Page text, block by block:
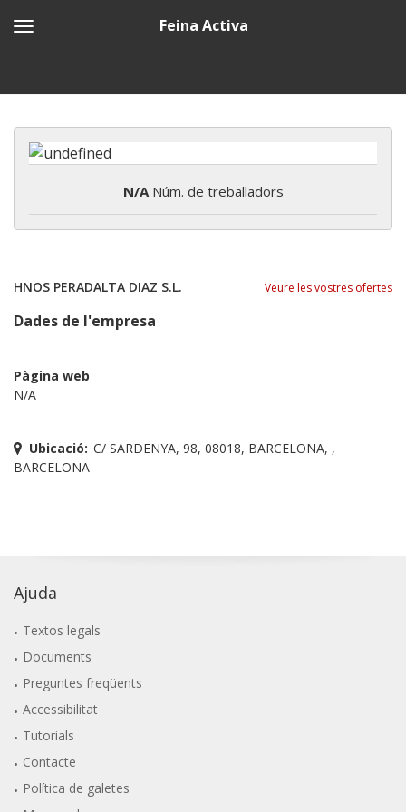
Feina Activa
N/ANúm. de treballadors
HNOS PERADALTA DIAZ S.L. Veure les vostres ofertes
Dades de l'empresa
Pàgina web
N/A
Ubicació: C/ SARDENYA, 98, 08018, BARCELONA, ,
BARCELONA
Ajuda
Textos legals
Documents
Preguntes freqüents
Accessibilitat
Tutorials
Contacte
Política de galetes